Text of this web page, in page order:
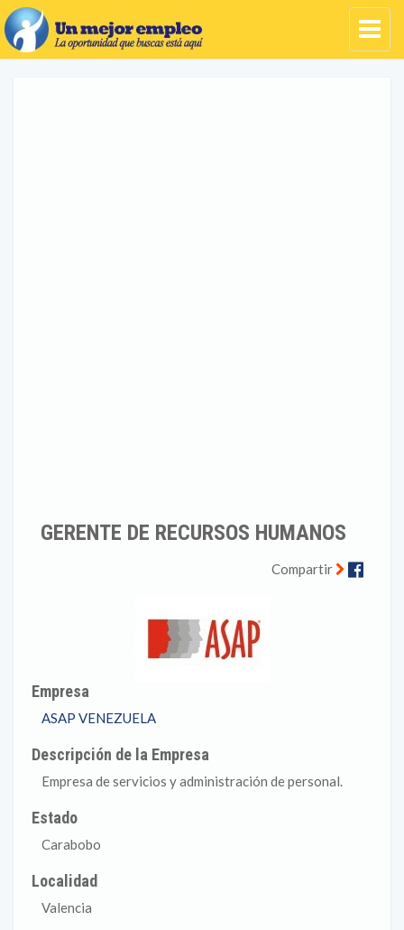
GERENTE DE RECURSOS HUMANOS
Compartir
Empresa
ASAP VENEZUELA
Descripción de la Empresa
Empresa de servicios y administración de personal.
Estado
Carabobo
Localidad
Valencia